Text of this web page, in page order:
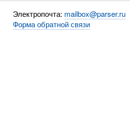
Электропочта: mailbox@parser.ru
Форма обратной связи